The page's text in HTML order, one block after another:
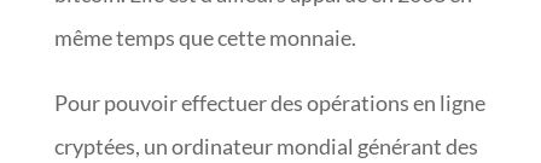
même temps que cette monnaie.
Pour pouvoir effectuer des opérations en ligne
cryptées, un ordinateur mondial générant des